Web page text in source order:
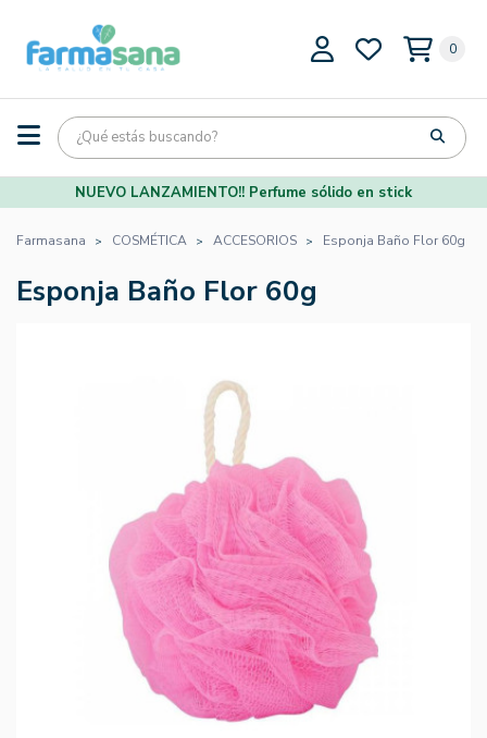
0
NUEVO LANZAMIENTO!! Perfume sólido en stick
Farmasana COSMÉTICA ACCESORIOS Esponja Baño Flor 60g
Esponja Baño Flor 60g